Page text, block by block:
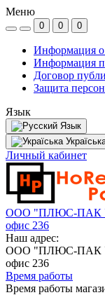
Меню
0 0 0
Информация о
Информация
Договор
Защита
Язык
Язык
Личный кабинет
ООО "ПЛЮС-ПАК
офис 236
Наш адрес:
ООО "ПЛЮС-ПАК
офис 236
Время работы
Время работы